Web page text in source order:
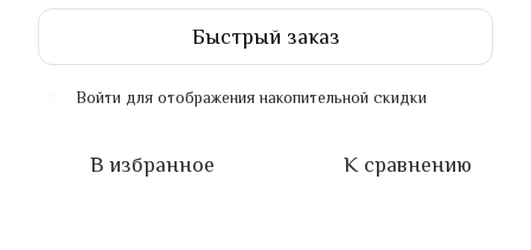
Быстрый заказ
Войти для отображения накопительной скидки
В избранное К сравнению